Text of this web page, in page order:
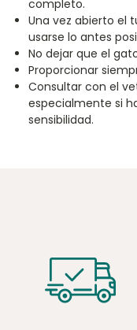
completo.
Una vez abierto el
usarse lo antes
No dejar que el
Proporcionar
Consultar con el
especialmente si
sensibilidad.